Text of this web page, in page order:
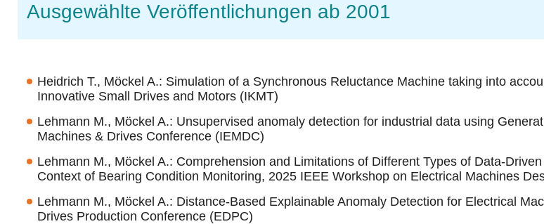
Ausgewählte Veröffentlichungen ab 2001
Heidrich T., Möckel A.: Simulation of a Synchronous Reluctance Machine taking into
Innovative Small Drives and Motors (IKMT)
Lehmann M., Möckel A.: Unsupervised anomaly detection for industrial data using
Machines & Drives Conference (IEMDC)
Lehmann M., Möckel A.: Comprehension and Limitations of Different Types of Data-
Context of Bearing Condition Monitoring, 2025 IEEE Workshop on Electrical Machines
Lehmann M., Möckel A.: Distance-Based Explainable Anomaly Detection for Electrical
Drives Production Conference (EDPC)